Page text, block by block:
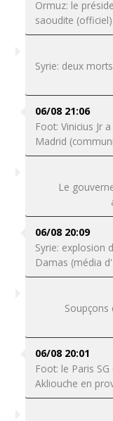
Ormuz: le
saoudite (officiel)
Syrie: deux
06/08 21:06
Foot: Vinicius Jr
Madrid
Le
06/08 20:09
Syrie: explosion
Damas (média
Soupçons
06/08 20:01
Foot: le Paris
Akliouche en